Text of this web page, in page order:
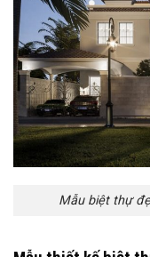
Mẫu biệt thự